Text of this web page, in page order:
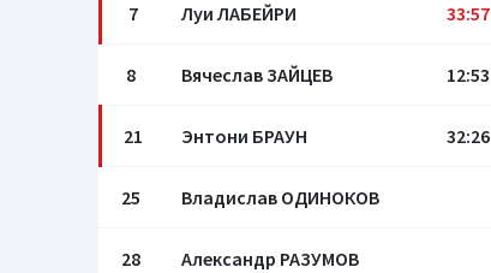
7 Луи ЛАБЕЙРИ 33:57
8 Вячеслав ЗАЙЦЕВ 12:53
21 Энтони БРАУН 32:26
25 Владислав ОДИНОКОВ
28 Александр РАЗУМОВ